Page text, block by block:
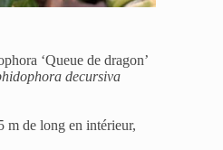
‘Queue de dragon’
decursiva
m de long en intérieur,